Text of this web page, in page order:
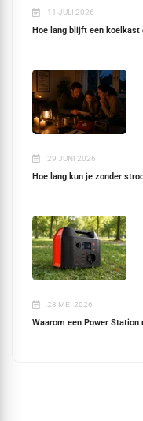
11 JULI 2026
Hoe lang blijft een koelkast
29 JUNI 2026
Hoe lang kun je zonder
28 MEI 2026
Waarom een Power Station